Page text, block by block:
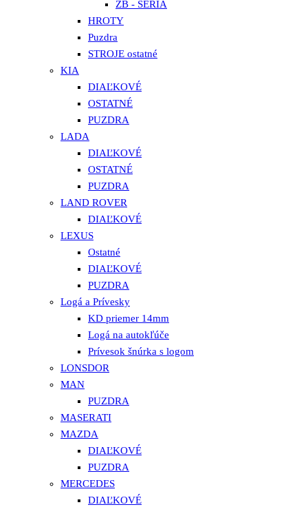
ZB - SÉRIA
HROTY
Puzdra
STROJE ostatné
KIA
DIAĽKOVÉ
OSTATNÉ
PUZDRA
LADA
DIAĽKOVÉ
OSTATNÉ
PUZDRA
LAND ROVER
DIAĽKOVÉ
LEXUS
Ostatné
DIAĽKOVÉ
PUZDRA
Logá a Prívesky
KD priemer 14mm
Logá na autokľúče
Prívesok šnúrka s logom
LONSDOR
MAN
PUZDRA
MASERATI
MAZDA
DIAĽKOVÉ
PUZDRA
MERCEDES
DIAĽKOVÉ